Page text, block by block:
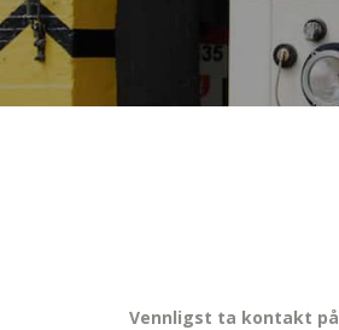
Vennligst ta kontakt på